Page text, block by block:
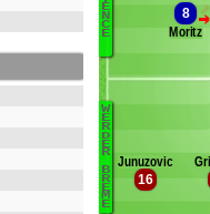
Curci
Bengtsson
Klement
E
N
C
E
Banc des
Lukimya-
Ulisses
W
E
R
D
E
R
B
R
E
M
E
>
8
Moritz
16
Junuzovic